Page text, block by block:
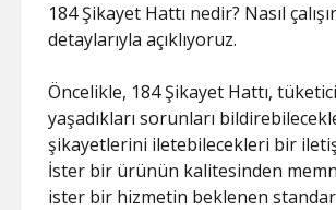
184 Şikayet Hattı nedir? Nasıl
detaylarıyla açıklıyoruz.
Öncelikle, 184 Şikayet Hattı,
yaşadıkları sorunları
şikayetlerini iletebilecekleri bir
İster bir ürünün kalitesinden
ister bir hizmetin beklenen